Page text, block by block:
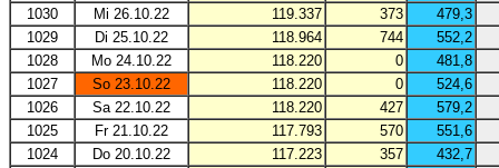
1030
Mi 26.10.22 119.337 373
479,3
1029
Di 25.10.22 118.964 744
552,2
1028
Mo 24.10.22 118.220 0
481,8
1027
So 23.10.22 118.220 0
524,6
1026
Sa 22.10.22 118.220 427
579,2
1025
Fr 21.10.22 117.793 570
551,6
1024
Do 20.10.22 117.223 357
432,7